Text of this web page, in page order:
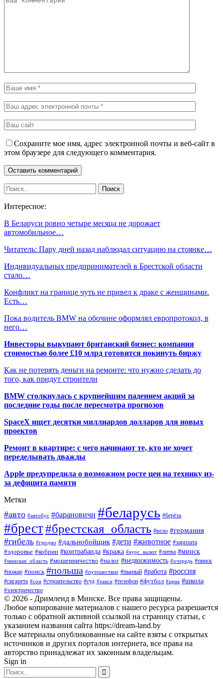
Сохраните мое имя, адрес электронной почты и веб-сайт в
этом браузере для следующего комментария.
Интересное:
В Беларуси ровно четыре месяца не дорожает
автомобильное…
Читатель: Пару дней назад наблюдал ситуацию на стоянке…
Индивидуальных предпринимателей в Брестской области
стало…
Конфликт на границе чуть не привел к драке с женщинами.
Есть…
Пока водитель BMW на обочине оформлял европротокол, в
него…
Инвесторы выкупают британский бизнес: компания
стоимостью более £10 млрд готовится покинуть биржу
Как не потерять деньги на ремонте: что нужно сделать до
того, как придут строители
BMW столкнулась с крупнейшим падением акций за
последние годы после пересмотра прогнозов
SpaceX ищет десятки миллиардов долларов для новых
проектов
Ремонт в квартире: с чего начинают те, кто не хочет
переделывать дважды
Apple предупредила о возможном росте цен на технику из-
за дефицита памяти
Метки
#авто #автобус #барановичи #беларусь #берёза
#брест#брестская_область #вело #германия
#гибель #гродно #дальнобойщик #дети #животное #зарплата
#здоровье #кобрин #контрабанда #кража #курс_валют #литва #минск
#минская_область #мошенничество #налог #недвижимость #очередь #пинск
#пожар #поиск #польша #путешествие #пьяный #работа #россия
#сигарета #сон #строительство #суд #такси #телефон #футбол #цена #школа
#электричество
© 2026 - Дримленд в Минске. Все права защищены.
Любое копирование материалов с нашего ресурса разрешается
только с обратной активной ссылкой на страницу статьи, с
указанием названия сайта https://dream-land.by
Все материалы опубликованные на сайте взяты с открытых
источников и других порталов интернета, все права на
авторство принадлежат их законным владельцам.
Sign in